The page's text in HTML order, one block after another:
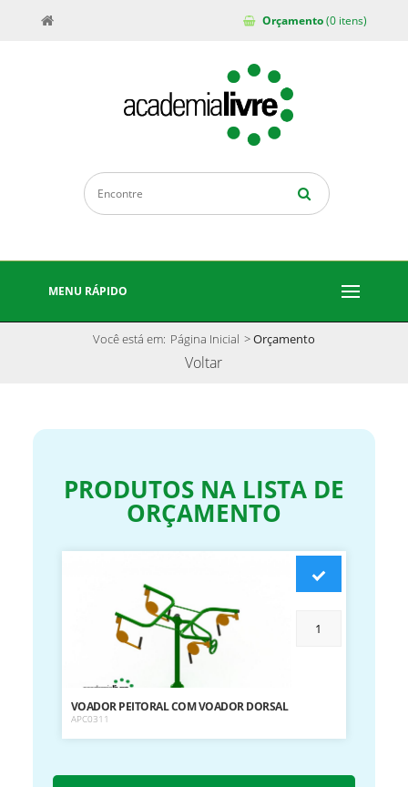
Orçamento(0 itens)
MENU RÁPIDO
Você está em: Página Inicial >Orçamento
Voltar
PRODUTOS NA LISTA DE
ORÇAMENTO
VOADOR PEITORAL COM VOADOR DORSAL
APC0311